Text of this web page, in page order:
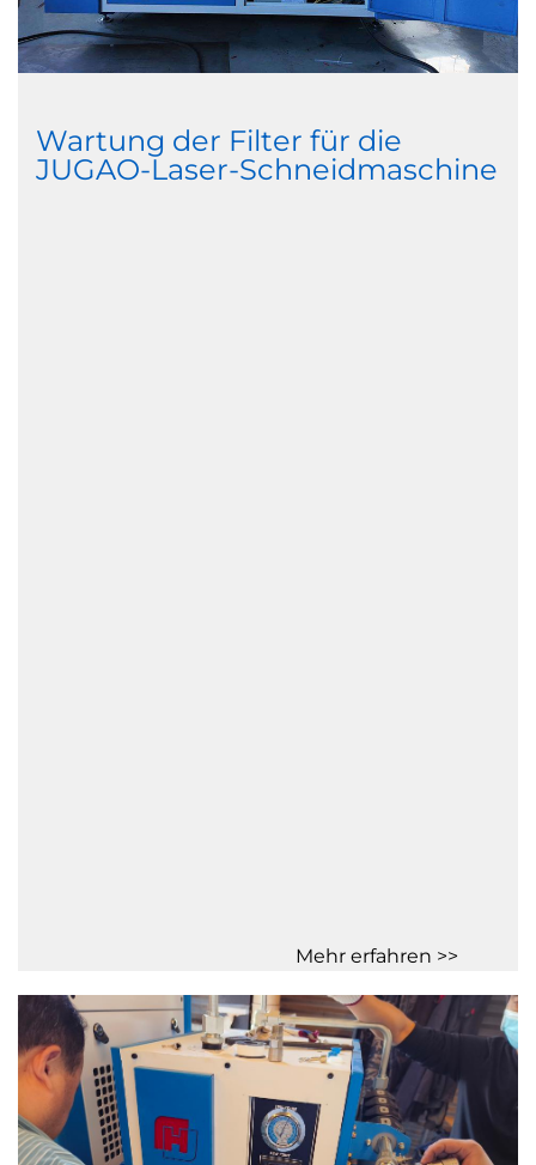
Wartung der Filter für die
JUGAO-Laser-Schneidmaschine
Mehr erfahren >>